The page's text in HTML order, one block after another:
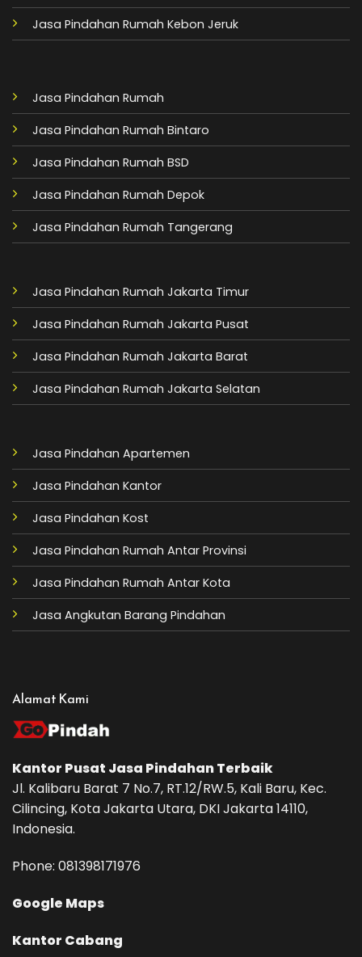
Jasa Pindahan Rumah Kebon Jeruk
Jasa Pindahan Rumah
Jasa Pindahan Rumah Bintaro
Jasa Pindahan Rumah BSD
Jasa Pindahan Rumah Depok
Jasa Pindahan Rumah Tangerang
Jasa Pindahan Rumah Jakarta Timur
Jasa Pindahan Rumah Jakarta Pusat
Jasa Pindahan Rumah Jakarta Barat
Jasa Pindahan Rumah Jakarta Selatan
Jasa Pindahan Apartemen
Jasa Pindahan Kantor
Jasa Pindahan Kost
Jasa Pindahan Rumah Antar Provinsi
Jasa Pindahan Rumah Antar Kota
Jasa Angkutan Barang Pindahan
Alamat Kami
Kantor Pusat Jasa PindahanTerbaik
Jl. Kalibaru Barat 7 No.7, RT.12/RW.5, Kali Baru, Kec.
Cilincing, Kota Jakarta Utara, DKI Jakarta 14110,
Indonesia.
Phone: ‪081398171976‬
Google Maps
Kantor Cabang